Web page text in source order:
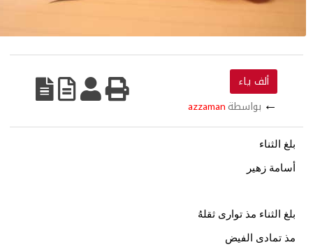
ألف ياء
بواسطة azzaman
الثناء
زهير
الثناء مذ توارى ثقلهُ
تمادى الفيض